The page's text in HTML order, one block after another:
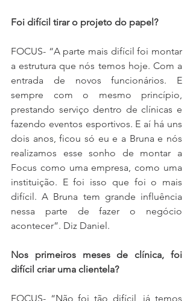
Foi difícil tirar o projeto do papel?
FOCUS- “A parte mais difícil foi montar
a estrutura que nós temos hoje. Com a
entrada de novos funcionários. E
sempre com o mesmo princípio,
prestando serviço dentro de clínicas e
fazendo eventos esportivos. E aí há uns
dois anos, ficou só eu e a Bruna e nós
realizamos esse sonho de montar a
Focus como uma empresa, como uma
instituição. E foi isso que foi o mais
difícil. A Bruna tem grande influência
nessa parte de fazer o negócio
acontecer”. Diz Daniel.
Nos primeiros meses de clínica, foi
difícil criar uma clientela?
FOCUS- “Não foi tão difícil, já temos